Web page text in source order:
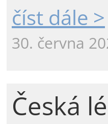
číst dále >
30. června
Česká